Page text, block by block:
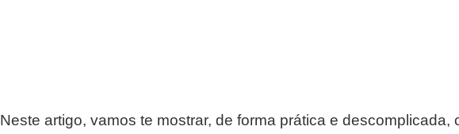
Neste artigo, vamos te mostrar, de forma prática e descomplicada,